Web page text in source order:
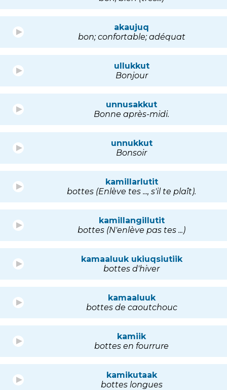
akaujuq
bon; confortable; adéquat
ullukkut
Bonjour
unnusakkut
Bonne après-midi.
unnukkut
Bonsoir
kamillarlutit
bottes (Enlève tes ..., s'il te plaît).
kamillangillutit
bottes (N'enlève pas tes ...)
kamaaluuk ukiuqsiutiik
bottes d'hiver
kamaaluuk
bottes de caoutchouc
kamiik
bottes en fourrure
kamikutaak
bottes longues